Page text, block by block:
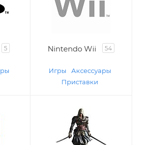
5 Nintendo Wii 54
Игры
Аксессуары
Приставки